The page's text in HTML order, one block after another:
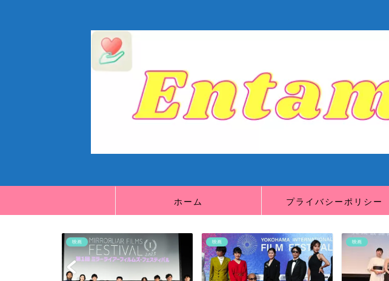
ホーム プライバシーポリシー
映画 映画 映画